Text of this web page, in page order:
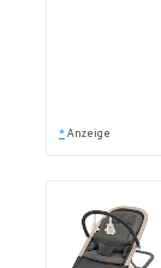
* Anzeige